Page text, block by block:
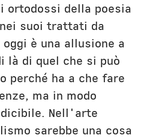
ortodossi della poesia
suoi trattati da
è una allusione a
là di quel che si può
perché ha a che fare
ma in modo
Nell'arte
sarebbe una cosa